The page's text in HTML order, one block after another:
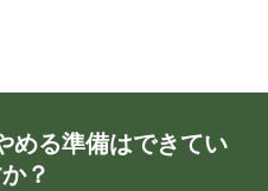
める準備はできてい
？